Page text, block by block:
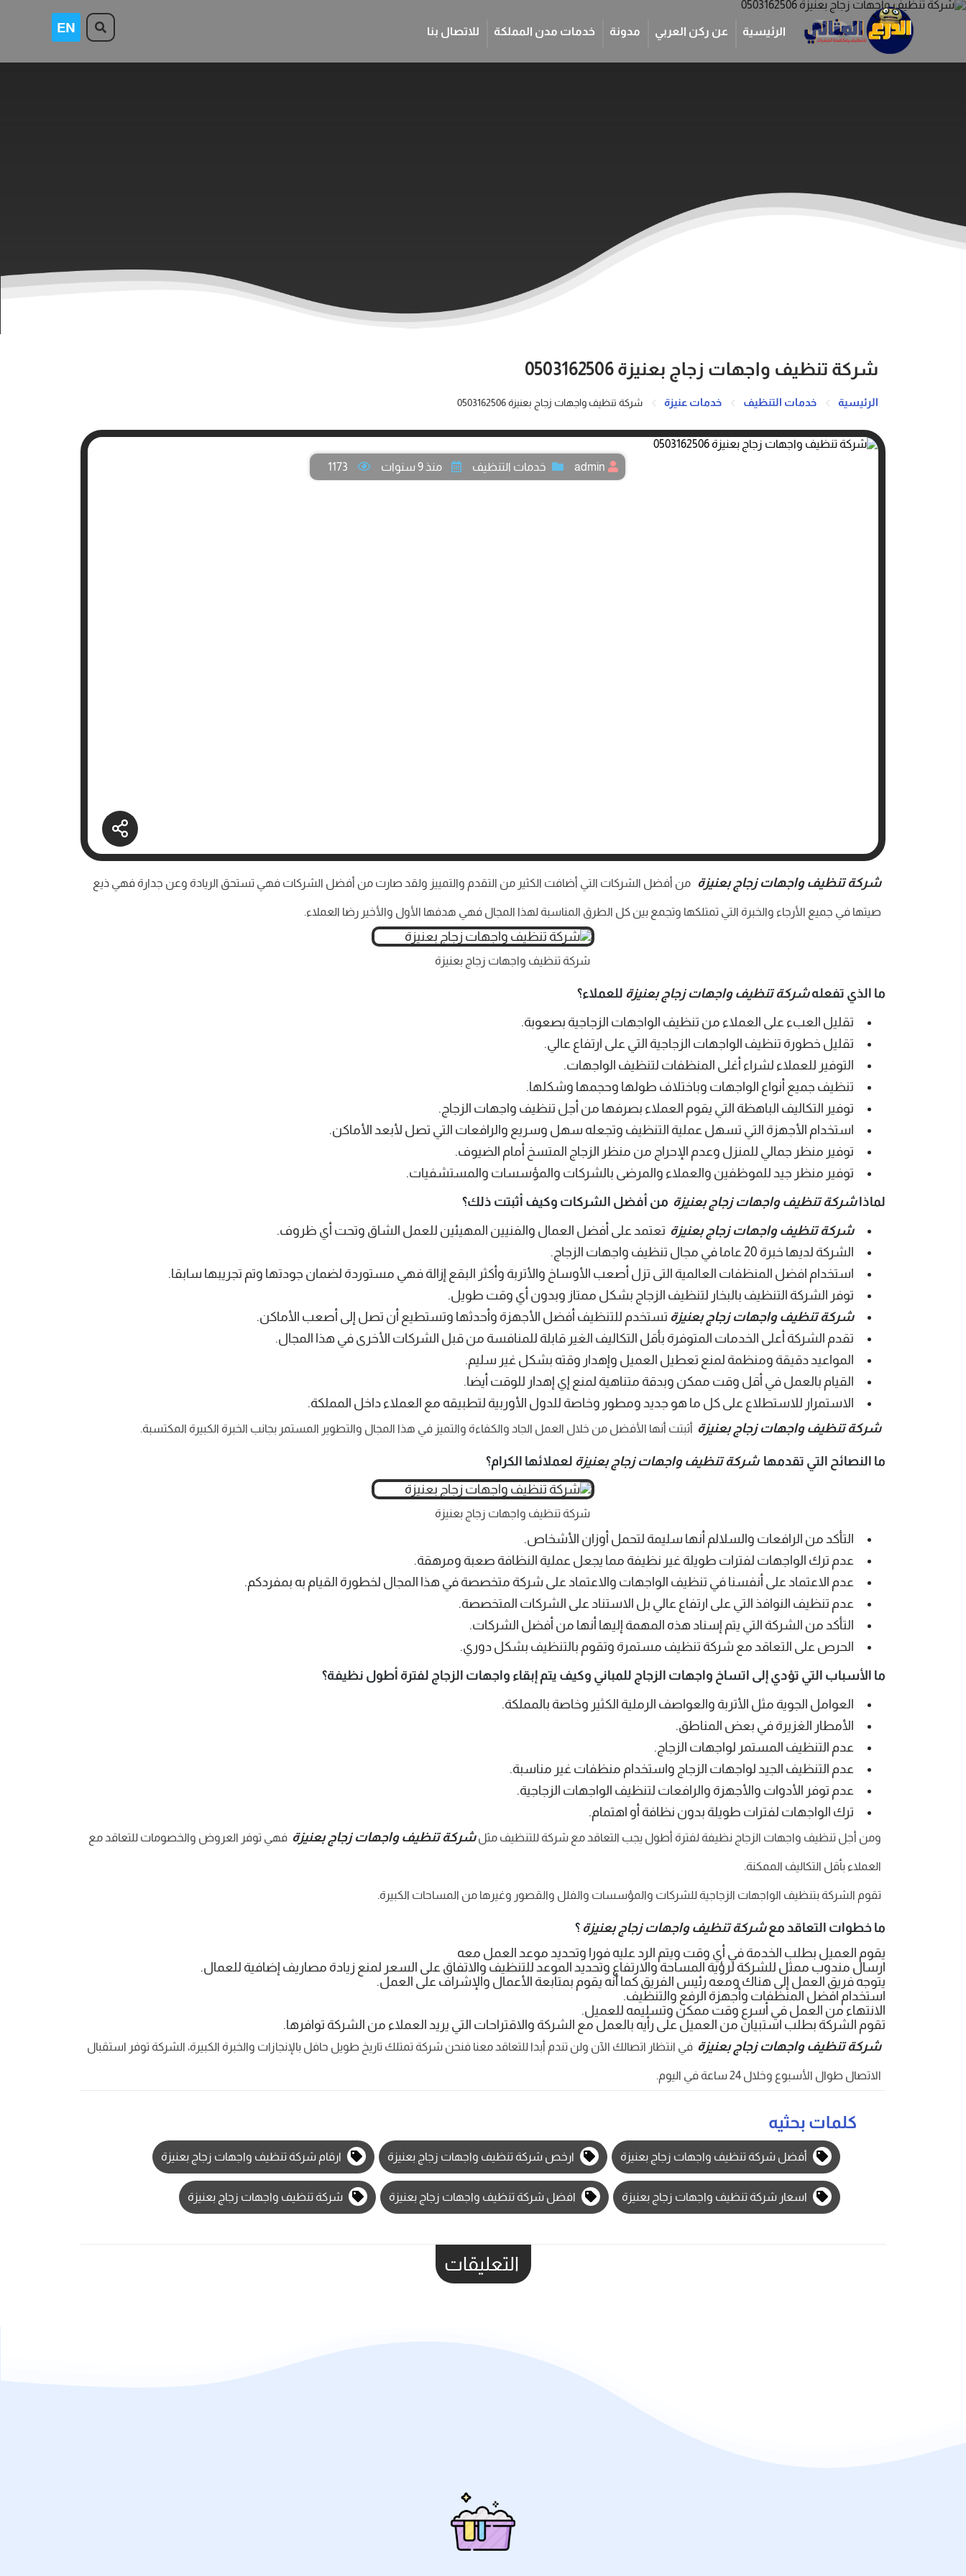
الرئيسية عن ركن العربي مدونة خدمات مدن المملكة للاتصال بنا
شركة تنظيف واجهات زجاج بعنيزة 0503162506
الرئيسية خدمات التنظيف خدمات عنيزة شركة تنظيف واجهات زجاج بعنيزة 0503162506
admin خدمات التنظيف منذ 9 سنوات
شركة تنظيف واجهات زجاج بعنيزة من أفضل الشركات التي أضافت الكثير من التقدم والتمييز ولقد صارت من أفضل الشركات فهي تستحق الريادة وعن جدارة فهي ذيع
صيتها في جميع الأرجاء والخبرة التي تمتلكها وتجمع بين كل الطرق المناسبة لهذا المجال فهي هدفها الأول والأخير رضا العملاء.
شركة تنظيف واجهات زجاج بعنيزة
ما الذي تفعلهشركة تنظيف واجهات زجاج بعنيزة للعملاء؟
تقليل العبء على العملاء من تنظيف الواجهات الزجاجية بصعوبة.
تقليل خطورة تنظيف الواجهات الزجاجية التي على ارتفاع عالي.
التوفير للعملاء لشراء أغلى المنظفات لتنظيف الواجهات.
تنظيف جميع أنواع الواجهات وباختلاف طولها وحجمها وشكلها.
توفير التكاليف الباهظة التي يقوم العملاء بصرفها من أجل تنظيف واجهات الزجاج.
استخدام الأجهزة التي تسهل عملية التنظيف وتجعله سهل وسريع والرافعات التي تصل لأبعد الأماكن.
توفير منظر جمالي للمنزل وعدم الإحراج من منظر الزجاج المتسخ أمام الضيوف.
توفير منظر جيد للموظفين والعملاء والمرضى بالشركات والمؤسسات والمستشفيات.
لماذاشركة تنظيف واجهات زجاج بعنيزة من أفضل الشركات وكيف أثبتت ذلك؟
شركة تنظيف واجهات زجاج بعنيزة تعتمد على أفضل العمال والفنيين المهيئين للعمل الشاق وتحت أي ظروف.
الشركة لديها خبرة 20 عاما في مجال تنظيف واجهات الزجاج.
استخدام افضل المنظفات العالمية التى تزل أصعب الأوساخ والأتربة وأكثر البقع إزالة فهي مستوردة لضمان جودتها وتم تجريبها سابقا.
توفر الشركة التنظيف بالبخار لتنظيف الزجاج بشكل ممتاز وبدون أي وقت طويل.
شركة تنظيف واجهات زجاج بعنيزة تستخدم للتنظيف أفضل الأجهزة وأحدثها وتستطيع أن تصل إلى أصعب الأماكن.
تقدم الشركة أعلى الخدمات المتوفرة بأقل التكاليف الغير قابلة للمنافسة من قبل الشركات الأخرى في هذا المجال.
المواعيد دقيقة ومنظمة لمنع تعطيل العميل وإهدار وقته بشكل غير سليم.
القيام بالعمل في أقل وقت ممكن وبدقة متناهية لمنع إي إهدار للوقت أيضا.
الاستمرار للاستطلاع على كل ما هو جديد ومطور وخاصة للدول الأوربية لتطبيقه مع العملاء داخل المملكة.
شركة تنظيف واجهات زجاج بعنيزة أثبتت أنها الأفضل من خلال العمل الجاد والكفاءة والتميز في هذا المجال والتطوير المستمر بجانب الخبرة الكبيرة المكتسبة.
ما النصائح التي تقدمهاشركة تنظيف واجهات زجاج بعنيزة لعملائها الكرام؟
شركة تنظيف واجهات زجاج بعنيزة
التأكد من الرافعات والسلالم أنها سليمة لتحمل أوزان الأشخاص.
عدم ترك الواجهات لفترات طويلة غير نظيفة مما يجعل عملية النظافة صعبة ومرهقة.
عدم الاعتماد على أنفسنا في تنظيف الواجهات والاعتماد على شركة متخصصة في هذا المجال لخطورة القيام به بمفردكم.
عدم تنظيف النوافذ التي على ارتفاع عالي بل الاستناد على الشركات المتخصصة.
التأكد من الشركة التي يتم إسناد هذه المهمة إليها أنها من أفضل الشركات.
الحرص على التعاقد مع شركة تنظيف مستمرة وتقوم بالتنظيف بشكل دوري.
ما الأسباب التي تؤدي إلى اتساخ واجهات الزجاج للمباني وكيف يتم إبقاء واجهات الزجاج لفترة أطول نظيفة؟
العوامل الجوية مثل الأتربة والعواصف الرملية الكثير وخاصة بالمملكة.
الأمطار الغزيرة في بعض المناطق.
عدم التنظيف المستمر لواجهات الزجاج.
عدم التنظيف الجيد لواجهات الزجاج واستخدام منظفات غير مناسبة.
عدم توفر الأدوات والأجهزة والرافعات لتنظيف الواجهات الزجاجية.
ترك الواجهات لفترات طويلة بدون نظافة أو اهتمام.
ومن أجل تنظيف واجهات الزجاج نظيفة لفترة أطول يجب التعاقد مع شركة للتنظيف مثلشركة تنظيف واجهات زجاج بعنيزة فهي توفر العروض والخصومات للتعاقد مع
العملاء بأقل التكاليف الممكنة.
تقوم الشركة بتنظيف الواجهات الزجاجية للشركات والمؤسسات والفلل والقصور وغيرها من المساحات الكبيرة.
ما خطوات التعاقد معشركة تنظيف واجهات زجاج بعنيزة ؟
يقوم العميل بطلب الخدمة في أي وقت ويتم الرد عليه فورا وتحديد موعد العمل معه
ارسال مندوب ممثل للشركة لرؤية المساحة والارتفاع وتحديد الموعد للتنظيف والاتفاق على السعر لمنع زيادة مصاريف إضافية للعمال.
يتوجه فريق العمل إلى هناك ومعه رئيس الفريق كما أنه يقوم بمتابعة الأعمال والإشراف على العمل.
استخدام افضل المنظفات وأجهزة الرفع والتنظيف.
الانتهاء من العمل في أسرع وقت ممكن وتسليمه للعميل.
تقوم الشركة بطلب استبيان من العميل على رأيه بالعمل مع الشركة والاقتراحات التي يريد العملاء من الشركة توافرها.
شركة تنظيف واجهات زجاج بعنيزة في انتظار اتصالك الآن ولن تندم أبدا للتعاقد معنا فنحن شركة تمتلك تاريخ طويل حافل بالإنجازات والخبرة الكبيرة، الشركة توفر استقبال
الاتصال طوال الأسبوع وخلال 24 ساعة في اليوم.
كلمات بحثيه
أفضل شركة تنظيف واجهات زجاج بعنيزة ارخص شركة تنظيف واجهات زجاج بعنيزة ارقام شركة تنظيف واجهات زجاج بعنيزة
اسعار شركة تنظيف واجهات زجاج بعنيزة افضل شركة تنظيف واجهات زجاج بعنيزة شركة تنظيف واجهات زجاج بعنيزة
التعليقات